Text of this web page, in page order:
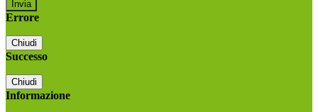
Errore
Chiudi
Successo
Chiudi
Informazione